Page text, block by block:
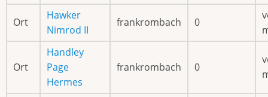
Ort
Hawker
Nimrod II
frankrombach 0
Ort
Handley
Page
Hermes
frankrombach 0